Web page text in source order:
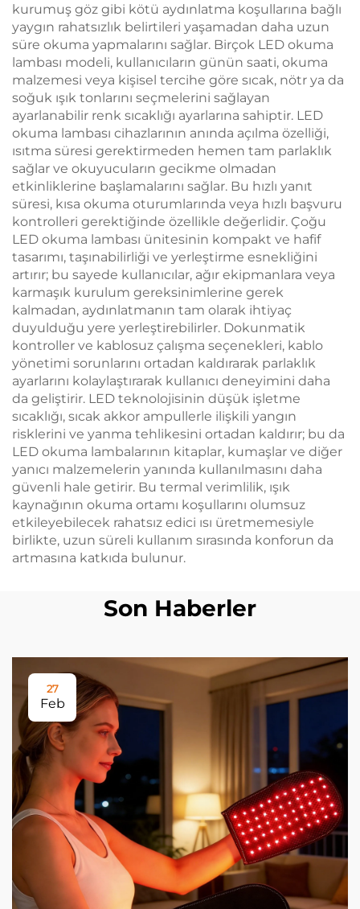
kurumuş göz gibi kötü aydınlatma koşullarına bağlı
yaygın rahatsızlık belirtileri yaşamadan daha uzun
süre okuma yapmalarını sağlar. Birçok LED okuma
lambası modeli, kullanıcıların günün saati, okuma
malzemesi veya kişisel tercihe göre sıcak, nötr ya da
soğuk ışık tonlarını seçmelerini sağlayan
ayarlanabilir renk sıcaklığı ayarlarına sahiptir. LED
okuma lambası cihazlarının anında açılma özelliği,
ısıtma süresi gerektirmeden hemen tam parlaklık
sağlar ve okuyucuların gecikme olmadan
etkinliklerine başlamalarını sağlar. Bu hızlı yanıt
süresi, kısa okuma oturumlarında veya hızlı başvuru
kontrolleri gerektiğinde özellikle değerlidir. Çoğu
LED okuma lambası ünitesinin kompakt ve hafif
tasarımı, taşınabilirliği ve yerleştirme esnekliğini
artırır; bu sayede kullanıcılar, ağır ekipmanlara veya
karmaşık kurulum gereksinimlerine gerek
kalmadan, aydınlatmanın tam olarak ihtiyaç
duyulduğu yere yerleştirebilirler. Dokunmatik
kontroller ve kablosuz çalışma seçenekleri, kablo
yönetimi sorunlarını ortadan kaldırarak parlaklık
ayarlarını kolaylaştırarak kullanıcı deneyimini daha
da geliştirir. LED teknolojisinin düşük işletme
sıcaklığı, sıcak akkor ampullerle ilişkili yangın
risklerini ve yanma tehlikesini ortadan kaldırır; bu da
LED okuma lambalarının kitaplar, kumaşlar ve diğer
yanıcı malzemelerin yanında kullanılmasını daha
güvenli hale getirir. Bu termal verimlilik, ışık
kaynağının okuma ortamı koşullarını olumsuz
etkileyebilecek rahatsız edici ısı üretmemesiyle
birlikte, uzun süreli kullanım sırasında konforun da
artmasına katkıda bulunur.
Son Haberler
27
Feb